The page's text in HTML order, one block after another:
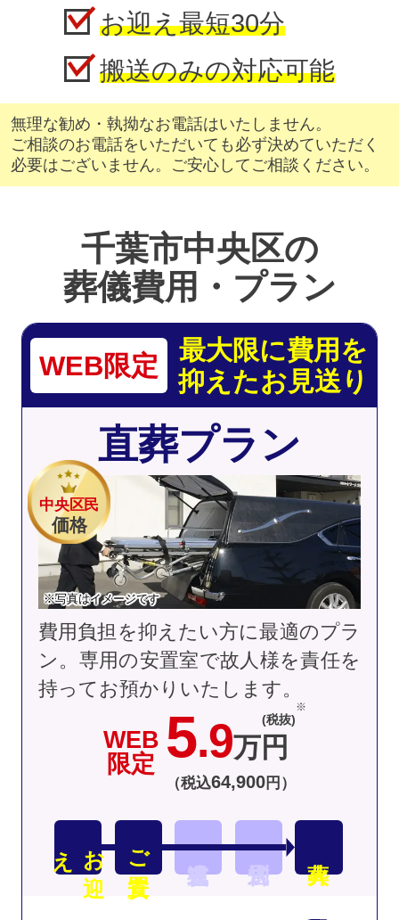
お迎え最短30分
搬送のみの対応可能
無理な勧め・執拗なお電話はいたしません。
ご相談のお電話をいただいても必ず決めていただく
必要はございません。ご安心してご相談ください。
千葉市中央区の
葬儀費用・プラン
中央区民
価格
※写真はイメージです
WEB限定
最大限に費用を
抑えたお見送り
直葬プラン
WEB
限定 5.9万円
(税抜)
（税込64,900円）
お
迎
え ご安置
費用負担を抑えたい方に最適のプラ
ン。専用の安置室で故人様を責任を
持ってお預かりいたします。